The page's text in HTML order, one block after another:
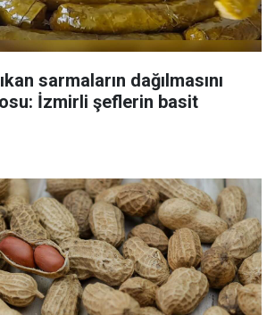
sarmaların dağılmasını
İzmirli şeflerin basit